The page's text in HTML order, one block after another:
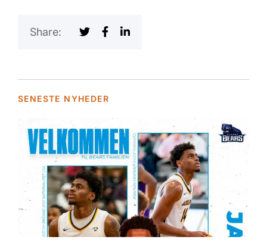
Share:
SENESTE NYHEDER